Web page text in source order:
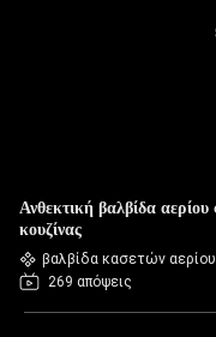
Ανθεκτική βαλβίδα
κουζίνας
βαλβίδα κασετών
269 απόψεις